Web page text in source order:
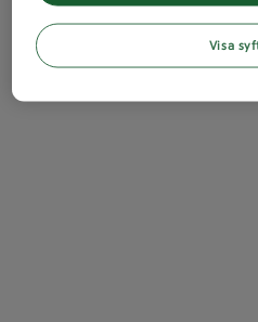
Visa